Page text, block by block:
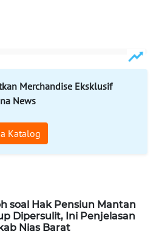
Merchandise Eksklusif
News
Katalog
soal Hak Pensiun Mantan
Dipersulit, Ini Penjelasan
Nias Barat